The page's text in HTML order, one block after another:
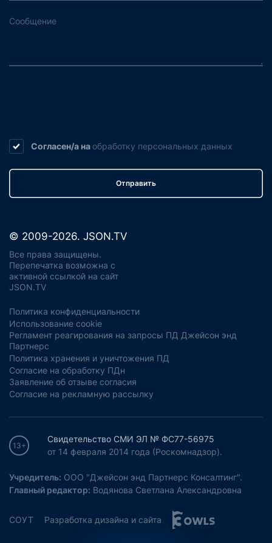
Согласен/а на обработку персональных данных
Отправить
© 2009-2026. JSON.TV
Все права защищены.
Перепечатка возможна с
активной ссылкой на сайт
JSON.TV
Политика конфиденциальности
Использование cookie
Регламент реагирования на запросы ПД Джейсон энд
Партнерс
Политика хранения и уничтожения ПД
Согласие на обработку ПДн
Заявление об отзыве согласия
Согласие на рекламную рассылку
13+
Свидетельство СМИ ЭЛ № ФС77-56975
от 14 февраля 2014 года (Роскомнадзор).
Учредитель: ООО "Джейсон энд Партнерс Консалтинг".
Главный редактор: Водянова Светлана Александровна
СОУТ Разработка дизайна и сайта